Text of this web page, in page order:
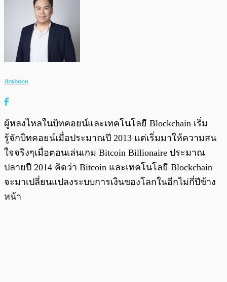
Jiraboon
ผู้หลงไหลในบิทคอยน์และเทคโนโลยี Blockchain เริ่ม
รู้จักบิทคอยน์เมื่อประมาณปี 2013 แต่เริ่มมาให้ความสน
ใจจริงๆเมื่อตอนเล่นเกม Bitcoin Billionaire ประมาณ
ปลายปี 2014 คิดว่า Bitcoin และเทคโนโลยี Blockchain
จะมาเปลี่ยนแปลงระบบการเงินของโลกในอีกไม่กี่ปีข้าง
หน้า